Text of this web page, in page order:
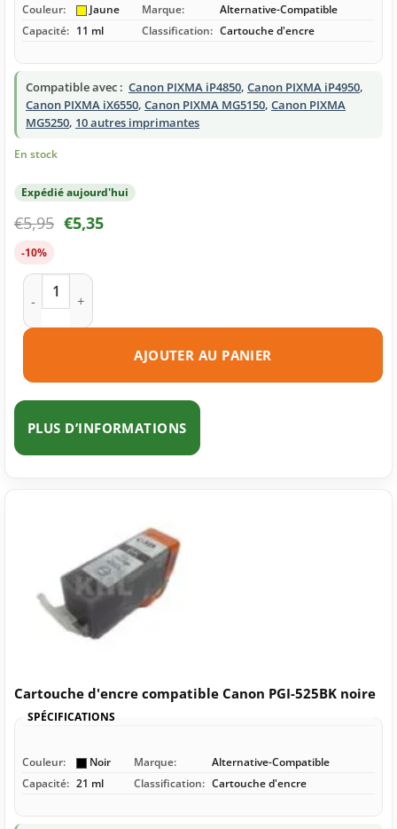
Couleur: Jaune Marque:
Alternative-Compatible
Capacité: 11 ml Classification: Cartouche d'encre
Compatible avec : Canon PIXMA iP4850, Canon PIXMA iP4950,
Canon PIXMA iX6550, Canon PIXMA MG5150, Canon PIXMA
MG5250, 10 autres imprimantes
En stock
Expédié aujourd'hui
€5,95 €5,35
-10%
quantité de Cartouche d'encre compatible Canon CLI-526Y
AJOUTER AU PANIER
PLUS D’INFORMATIONS
Cartouche d'encre compatible Canon PGI-525BK noire
SPÉCIFICATIONS
Couleur: Noir Marque:
Alternative-Compatible
Capacité: 21 ml Classification: Cartouche d'encre